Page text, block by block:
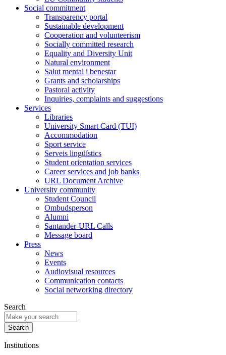
Social commitment
Transparency portal
Sustainable development
Cooperation and volunteerism
Socially committed research
Equality and Diversity Unit
Natural environment
Salut mental i benestar
Grants and scholarships
Pastoral activity
Inquiries, complaints and suggestions
Services
Libraries
University Smart Card (TUI)
Accommodation
Sport service
Serveis lingüístics
Student orientation services
Career services and job banks
URL Document Archive
University community
Student Council
Ombudsperson
Alumni
Santander-URL Calls
Message board
Press
News
Events
Audiovisual resources
Communication contacts
Social networking directory
Search
Institutions